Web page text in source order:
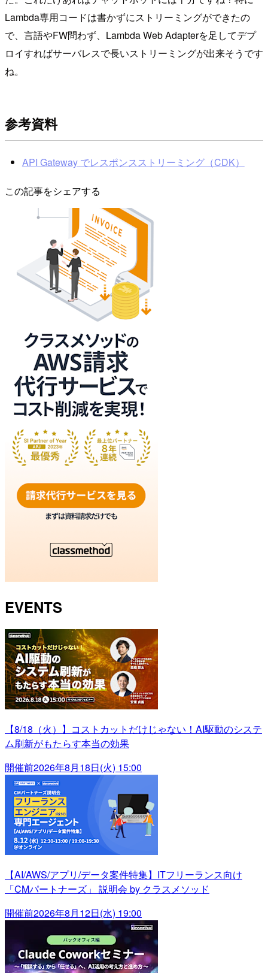
Lambda専用コードは書かずにストリーミングができたの
で、言語やFW問わず、Lambda Web Adapterを足してデプ
ロイすればサーバレスで長いストリーミングが出来そうです
ね。
参考資料
API Gateway でレスポンスストリーミング（CDK）
この記事をシェアする
EVENTS
【8/18（火）】コストカットだけじゃない！AI駆動のシステ
ム刷新がもたらす本当の効果
開催前2026年8月18日(火) 15:00
【AI/AWS/アプリ/データ案件特集】ITフリーランス向け
「CMパートナーズ」 説明会 by クラスメソッド
開催前2026年8月12日(水) 19:00